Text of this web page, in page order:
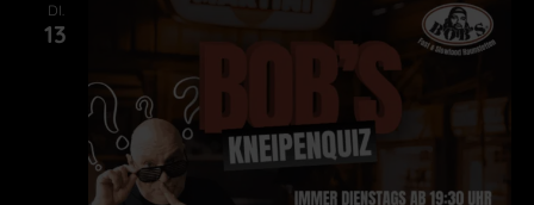
DI.
13